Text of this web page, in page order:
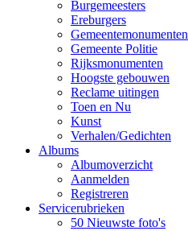
Burgemeesters
Ereburgers
Gemeentemonumenten
Gemeente Politie
Rijksmonumenten
Hoogste gebouwen
Reclame uitingen
Toen en Nu
Kunst
Verhalen/Gedichten
Albums
Albumoverzicht
Aanmelden
Registreren
Servicerubrieken
50 Nieuwste foto's